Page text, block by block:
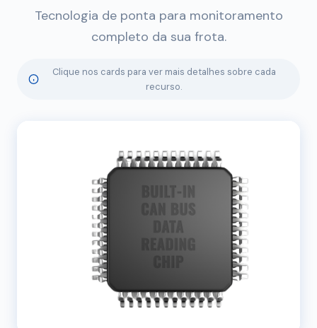
Tecnologia de ponta para monitoramento
completo da sua frota.
Clique nos cards para ver mais detalhes sobre cada
recurso.